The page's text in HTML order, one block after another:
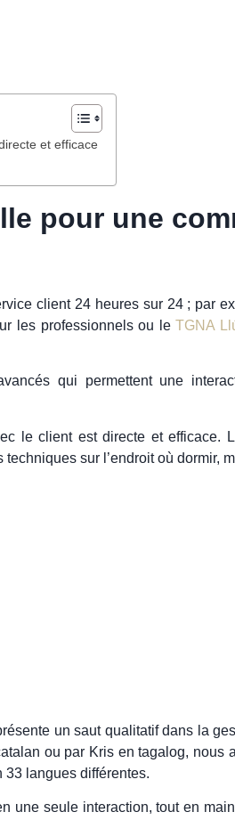
et efficace
pour une
client 24 heures sur 24 ; par
les professionnels ou leTGNA
qui permettent une
le client est directe et efficace.
sur l’endroit où dormir,
un saut qualitatif dans la
ou par Kris en tagalog, nous
33 langues différentes.
une seule interaction, tout en